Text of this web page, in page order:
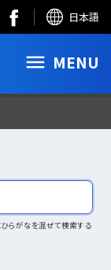
日本語
MENU
らがなを混ぜて検索する